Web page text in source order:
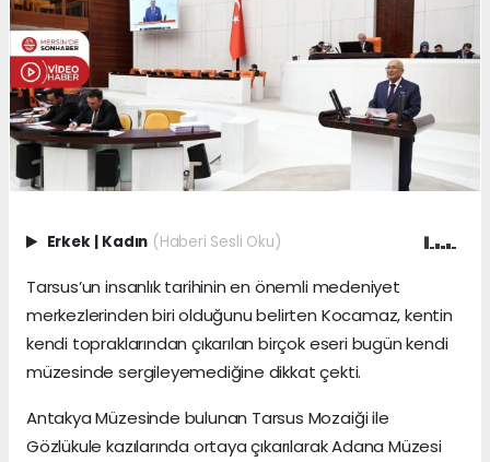
Erkek | Kadın (Haberi Sesli Oku)
Tarsus’un insanlık tarihinin en önemli medeniyet
merkezlerinden biri olduğunu belirten Kocamaz, kentin
kendi topraklarından çıkarılan birçok eseri bugün kendi
müzesinde sergileyemediğine dikkat çekti.
Antakya Müzesinde bulunan Tarsus Mozaiği ile
Gözlükule kazılarında ortaya çıkarılarak Adana Müzesi